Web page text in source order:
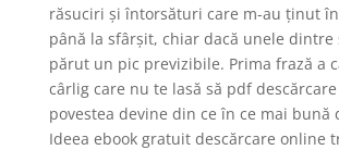
răsuciri și întorsături care m-au ținut
până la sfârșit, chiar dacă unele dintre
părut un pic previzibile. Prima frază a
cârlig care nu te lasă să pdf
povestea devine din ce în ce mai bună
Ideea ebook gratuit descărcare online